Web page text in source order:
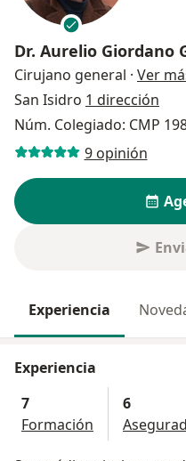
Dr. Aurelio Giordano
Cirujano general · Ver
San Isidro 1 dirección
Núm. Colegiado: CMP
9 opinión
Experiencia
Experiencia
7
Formación
6